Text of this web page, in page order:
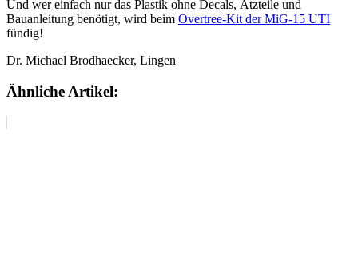
Und wer einfach nur das Plastik ohne Decals, Ätzteile und
Bauanleitung benötigt, wird beim Overtree-Kit der MiG-15 UTI
fündig!
Dr. Michael Brodhaecker, Lingen
Ähnliche Artikel: